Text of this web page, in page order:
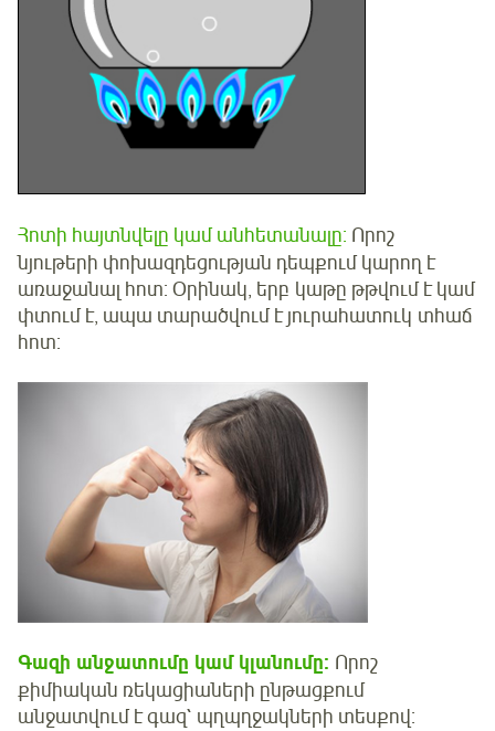
Հոտի հայտնվելը կամ անհետանալը: Որոշ
նյութերի փոխազդեցության դեպքում կարող է
առաջանալ հոտ: Օրինակ, երբ կաթը թթվում է կամ
փտում է, ապա տարածվում է յուրահատուկ տհաճ
հոտ:
Գազի անջատումը կամ կլանումը: Որոշ
քիմիական ռեկացիաների ընթացքում
անջատվում է գազ` պղպղջակների տեսքով: